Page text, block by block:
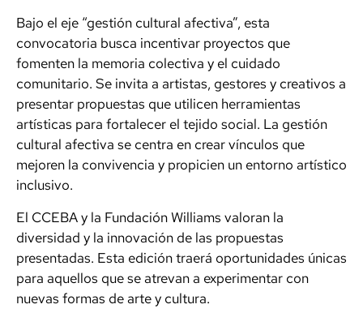
Bajo el eje “gestión cultural afectiva”, esta
convocatoria busca incentivar proyectos que
fomenten la memoria colectiva y el cuidado
comunitario. Se invita a artistas, gestores y creativos a
presentar propuestas que utilicen herramientas
artísticas para fortalecer el tejido social. La gestión
cultural afectiva se centra en crear vínculos que
mejoren la convivencia y propicien un entorno artístico
inclusivo.
El CCEBA y la Fundación Williams valoran la
diversidad y la innovación de las propuestas
presentadas. Esta edición traerá oportunidades únicas
para aquellos que se atrevan a experimentar con
nuevas formas de arte y cultura.